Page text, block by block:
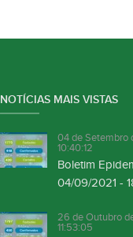
NOTÍCIAS MAIS VISTAS
04 de Setembro
10:40:12
Boletim
04/09/2021 -
26 de Outubro
11:53:05